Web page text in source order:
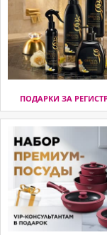
ПОДАРКИ ЗА